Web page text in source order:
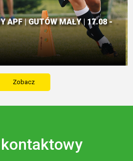
APF | GUTÓW MAŁY | 17.08 -
Zobacz